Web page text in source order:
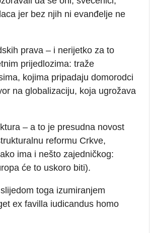
jer bez njih ni evanđelje ne
prava – i nerijetko za to
prijedlozima: traže
kojima pripadaju domorodci
na globalizaciju, koja ugrožava
– a to je presudna novost
reformu Crkve,
ima i nešto zajedničkog:
će to uskoro biti).
toga izumiranjem
ex favilla iudicandus homo